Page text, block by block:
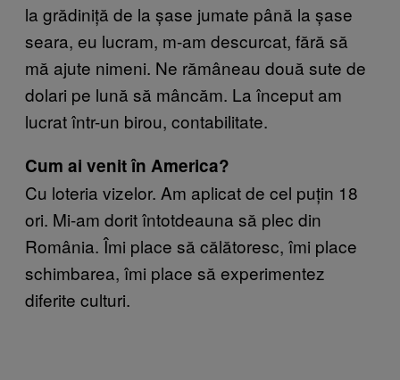
la grădiniță de la șase jumate până la șase
seara, eu lucram, m-am descurcat, fără să
mă ajute nimeni. Ne rămâneau două sute de
dolari pe lună să mâncăm. La început am
lucrat într-un birou, contabilitate.
Cum ai venit în America?
Cu loteria vizelor. Am aplicat de cel puțin 18
ori. Mi-am dorit întotdeauna să plec din
România. Îmi place să călătoresc, îmi place
schimbarea, îmi place să experimentez
diferite culturi.